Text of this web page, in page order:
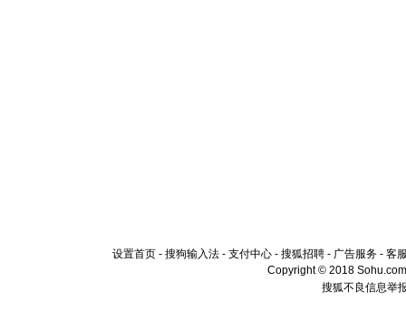
设置首页 - 搜狗输入法 - 支付中心 - 搜狐招聘 - 广告服务 - 客
Copyright © 2018
搜狐不良信息举